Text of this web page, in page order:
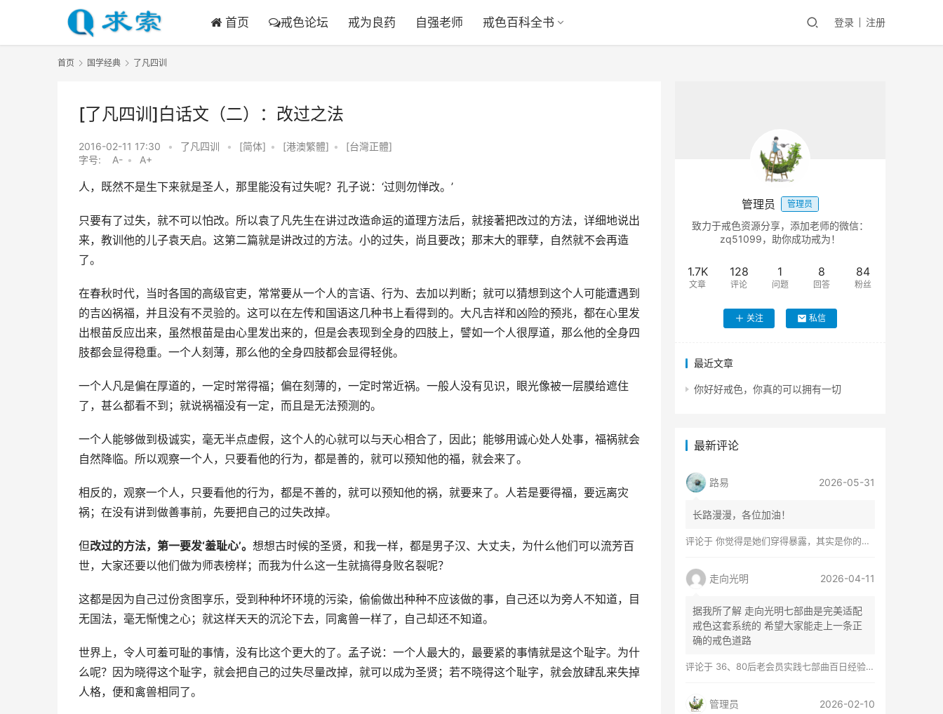
首页 戒色论坛 戒为良药 自强老师 戒色百科全书 登录 注册
首页 国学经典 了凡四训
[了凡四训]白话文（二）：改过之法
2016-02-11 17:30 • 了凡四训 • [简体] • [港澳繁體] •
[台灣正體]
字号:
A- • A+
人，既然不是生下来就是圣人，那里能没有过失呢？孔子说：‘过则勿惮改。’
只要有了过失，就不可以怕改。所以袁了凡先生在讲过改造命运的道理方法后，就接著把改过的方法，详细地说出
来，教训他的儿子袁天启。这第二篇就是讲改过的方法。小的过失，尚且要改；那末大的罪孽，自然就不会再造
了。
在春秋时代，当时各国的高级官吏，常常要从一个人的言语、行为、去加以判断；就可以猜想到这个人可能遭遇到
的吉凶祸福，并且没有不灵验的。这可以在左传和国语这几种书上看得到的。大凡吉祥和凶险的预兆，都在心里发
出根苗反应出来，虽然根苗是由心里发出来的，但是会表现到全身的四肢上，譬如一个人很厚道，那么他的全身四
肢都会显得稳重。一个人刻薄，那么他的全身四肢都会显得轻佻。
一个人凡是偏在厚道的，一定时常得福；偏在刻薄的，一定时常近祸。一般人没有见识，眼光像被一层膜给遮住
了，甚么都看不到；就说祸福没有一定，而且是无法预测的。
一个人能够做到极诚实，毫无半点虚假，这个人的心就可以与天心相合了，因此；能够用诚心处人处事，福祸就会
自然降临。所以观察一个人，只要看他的行为，都是善的，就可以预知他的福，就会来了。
相反的，观察一个人，只要看他的行为，都是不善的，就可以预知他的祸，就要来了。人若是要得福，要远离灾
祸；在没有讲到做善事前，先要把自己的过失改掉。
但改过的方法，第一要发‘羞耻心’。 想想古时候的圣贤，和我一样，都是男子汉、大丈夫，为什么他们可以流芳百
世，大家还要以他们做为师表榜样；而我为什么这一生就搞得身败名裂呢？
这都是因为自己过份贪图享乐，受到种种坏环境的污染，偷偷做出种种不应该做的事，自己还以为旁人不知道，目
无国法，毫无惭愧之心；就这样天天的沉沦下去，同禽兽一样了，自己却还不知道。
世界上，令人可羞可耻的事情，没有比这个更大的了。孟子说：一个人最大的，最要紧的事情就是这个耻字。为什
么呢？因为晓得这个耻字，就会把自己的过失尽量改掉，就可以成为圣贤；若不晓得这个耻字，就会放肆乱来失掉
人格，便和禽兽相同了。
管理员 管理员
致力于戒色资源分享，添加老师的微信：
zq51099，助你成功戒为！
1.7K
文章
128
评论
1
问题
8
回答
84
粉丝
关注 私信
最近文章
你好好戒色，你真的可以拥有一切
最新评论
路易 2026-05-31
长路漫漫，各位加油！
评论于 你觉得是她们穿得暴露，其实是你的心在着火
走向光明 2026-04-11
据我所了解 走向光明七部曲是完美适配
戒色这套系统的 希望大家能走上一条正
确的戒色道路
评论于 36、80后老会员实践七部曲百日经验谈兼苦口忠言
管理员 2026-02-10